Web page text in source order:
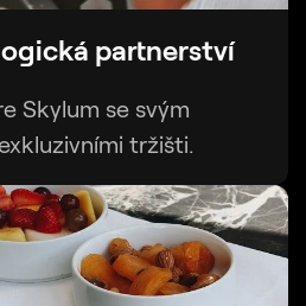
partnerství
Skylum se svým
tržišti.